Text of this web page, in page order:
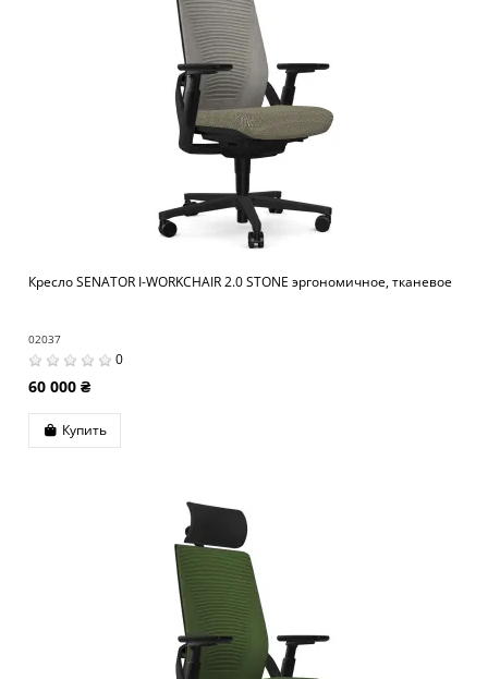
Кресло SENATOR I-WORKCHAIR 2.0 STONE эргономичное, тканевое
02037
0
60 000 ₴
Купить